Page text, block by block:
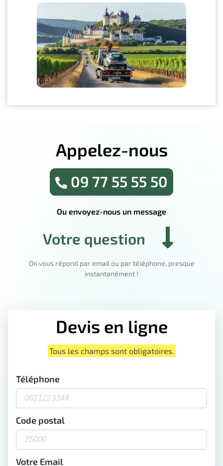
Appelez-nous
09 77 55 55 50
Ou envoyez-nous un message
Votre question
On vous répond par email ou par téléphone, presque
instantanément !
Devis en ligne
Tous les champs sont obligatoires.
Téléphone
Code postal
Votre Email